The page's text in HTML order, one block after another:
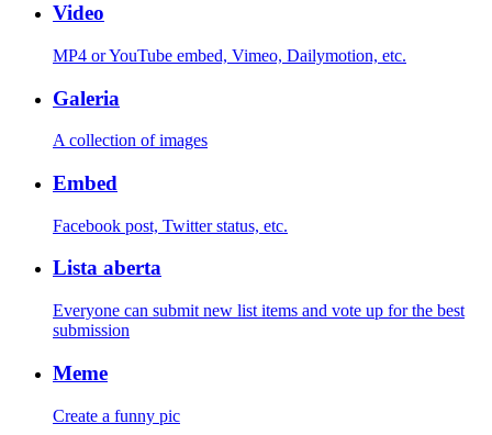
Video
MP4 or YouTube embed, Vimeo, Dailymotion, etc.
Galeria
A collection of images
Embed
Facebook post, Twitter status, etc.
Lista aberta
Everyone can submit new list items and vote up for the best
submission
Meme
Create a funny pic